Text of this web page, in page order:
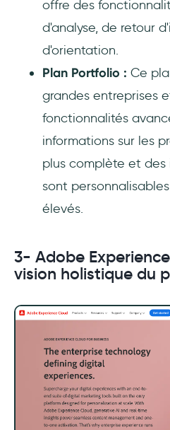
offre des
d'analyse, de retour
d'orientation.
Plan Portfolio : Ce
grandes entreprises
fonctionnalités
informations sur les
plus complète et des
sont
élevés.
3- Adobe
vision holistique du